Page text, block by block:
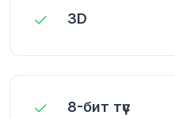
3D
8-бит түс